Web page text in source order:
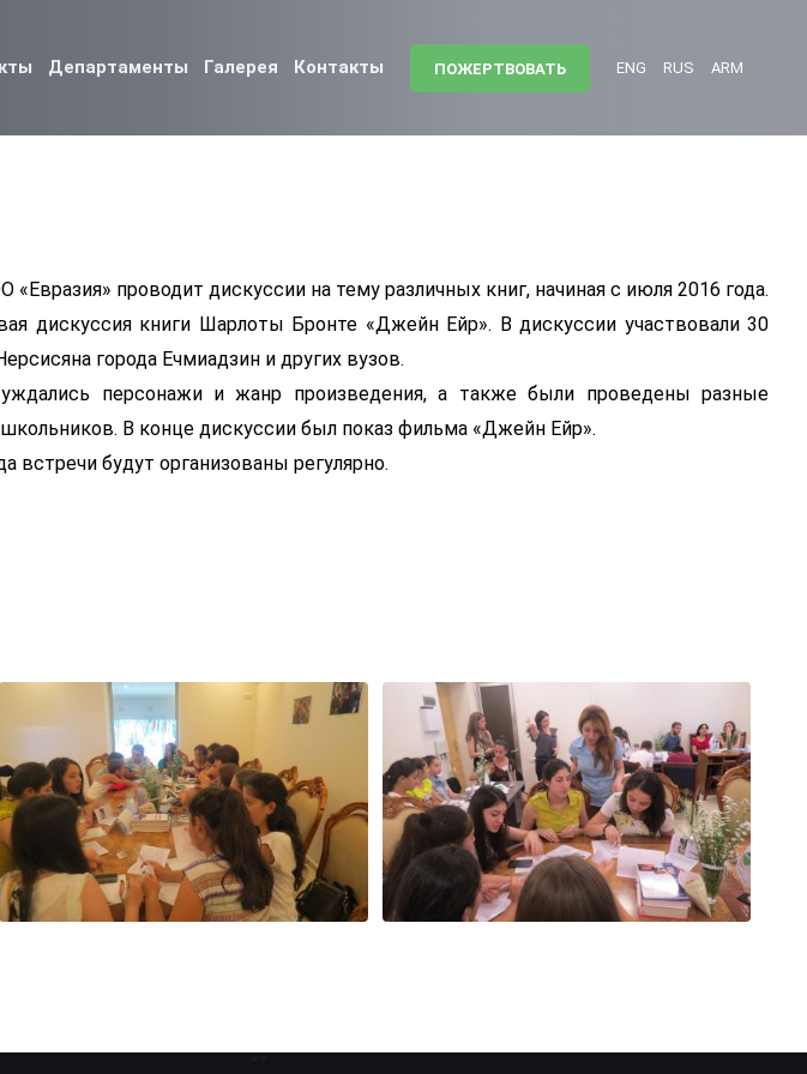
Департаменты Галерея Контакты ПОЖЕРТВОВАТЬ ARM
RUS
ENG
проводит дискуссии на тему различных книг, начиная с июля 2016 года.
дискуссия книги Шарлоты Бронте «Джейн Ейр». В дискуссии участвовали 30
города Ечмиадзин и других вузов.
персонажи и жанр произведения, а также были проведены разные
В конце дискуссии был показ фильма «Джейн Ейр».
встречи будут организованы регулярно.